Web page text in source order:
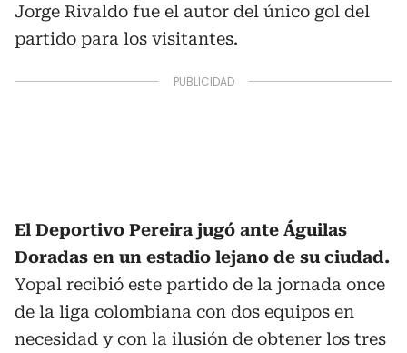
Jorge Rivaldo fue el autor del único gol del
partido para los visitantes.
El Deportivo Pereira jugó ante Águilas
Doradas en un estadio lejano de su ciudad.
Yopal recibió este partido de la jornada once
de la liga colombiana con dos equipos en
necesidad y con la ilusión de obtener los tres